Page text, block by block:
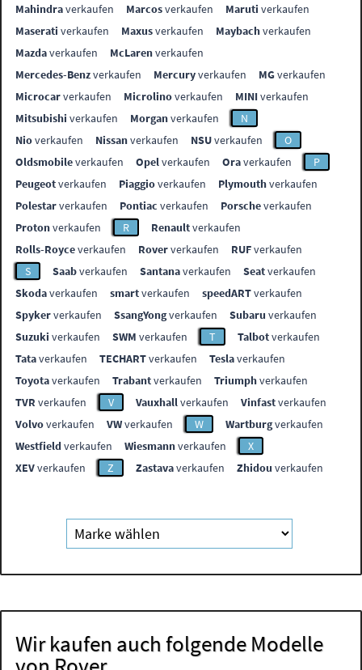
Mahindraverkaufen Marcosverkaufen Maruti verkaufen
Maserati verkaufen Maxusverkaufen Maybachverkaufen
Mazdaverkaufen McLarenverkaufen
Mercedes-Benzverkaufen Mercuryverkaufen MGverkaufen
Microcarverkaufen Microlinoverkaufen MINIverkaufen
Mitsubishi verkaufen Morganverkaufen
N
Nioverkaufen Nissanverkaufen NSUverkaufen
O
Oldsmobileverkaufen Opelverkaufen Oraverkaufen
P
Peugeotverkaufen Piaggioverkaufen Plymouthverkaufen
Polestarverkaufen Pontiac verkaufen Porscheverkaufen
Protonverkaufen R Renaultverkaufen
Rolls-Royceverkaufen Roververkaufen RUFverkaufen
S
Saabverkaufen Santanaverkaufen Seatverkaufen
Skodaverkaufen smartverkaufen speedARTverkaufen
Spykerverkaufen SsangYongverkaufen Subaru verkaufen
Suzuki verkaufen SWM verkaufen T Talbotverkaufen
Tataverkaufen TECHARTverkaufen Teslaverkaufen
Toyotaverkaufen Trabantverkaufen Triumphverkaufen
TVR verkaufen V Vauxhallverkaufen Vinfastverkaufen
Volvoverkaufen VWverkaufen W Wartburgverkaufen
Westfieldverkaufen Wiesmannverkaufen
X
XEVverkaufen Z Zastavaverkaufen Zhidou verkaufen
Wir kaufen auch folgende Modelle